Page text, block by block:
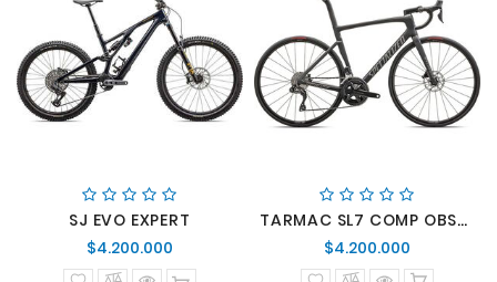
SJ EVO EXPERT
$4.200.000
normal
TARMAC SL7 COMP OBSD/SMK
$4.200.000
normal